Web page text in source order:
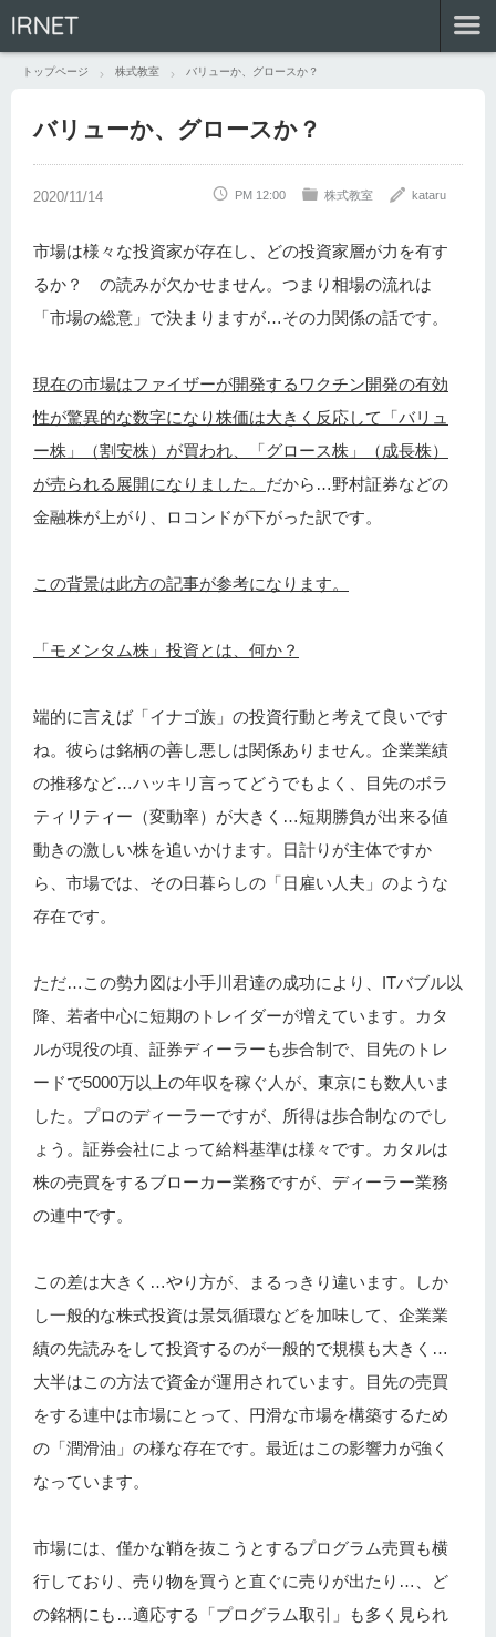
IRNET
トップページ 株式教室 バリューか、グロースか？
バリューか、グロースか？
PM 12:00 株式教室 kataru
市場は様々な投資家が存在し、どの投資家層が力を有す
るか？ の読みが欠かせません。つまり相場の流れは
「市場の総意」で決まりますが…その力関係の話です。
現在の市場はファイザーが開発するワクチン開発の有効
性が驚異的な数字になり株価は大きく反応して「バリュ
ー株」（割安株）が買われ、「グロース株」（成長株）
が売られる展開になりました。 だから…野村証券などの
金融株が上がり、ロコンドが下がった訳です。
この背景は此方の記事が参考になります。
「モメンタム株」投資とは、何か？
端的に言えば「イナゴ族」の投資行動と考えて良いです
ね。彼らは銘柄の善し悪しは関係ありません。企業業績
の推移など…ハッキリ言ってどうでもよく、目先のボラ
ティリティー（変動率）が大きく…短期勝負が出来る値
動きの激しい株を追いかけます。日計りが主体ですか
ら、市場では、その日暮らしの「日雇い人夫」のような
存在です。
ただ…この勢力図は小手川君達の成功により、ITバブル以
降、若者中心に短期のトレイダーが増えています。カタ
ルが現役の頃、証券ディーラーも歩合制で、目先のトレ
ードで5000万以上の年収を稼ぐ人が、東京にも数人いま
した。プロのディーラーですが、所得は歩合制なのでし
ょう。証券会社によって給料基準は様々です。カタルは
株の売買をするブローカー業務ですが、ディーラー業務
の連中です。
この差は大きく…やり方が、まるっきり違います。しか
し一般的な株式投資は景気循環などを加味して、企業業
績の先読みをして投資するのが一般的で規模も大きく…
大半はこの方法で資金が運用されています。目先の売買
をする連中は市場にとって、円滑な市場を構築するため
の「潤滑油」の様な存在です。最近はこの影響力が強く
なっています。
市場には、僅かな鞘を抜こうとするプログラム売買も横
行しており、売り物を買うと直ぐに売りが出たり…、ど
の銘柄にも…適応する「プログラム取引」も多く見られ